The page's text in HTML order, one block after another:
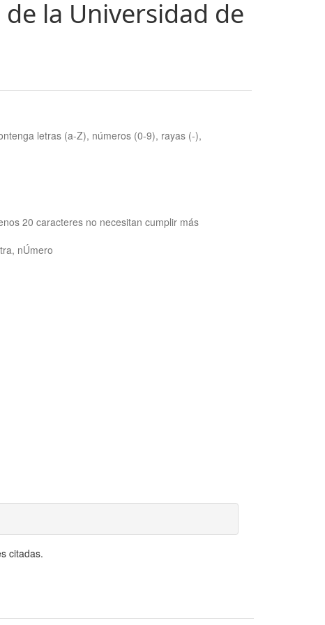
la Universidad de
letras (a-Z), números (0-9), rayas (-),
20 caracteres no necesitan cumplir más
nÚmero
citadas.